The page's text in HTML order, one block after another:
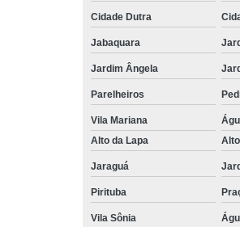
Cidade Dutra
Jabaquara
Jardim Ângela
Parelheiros
Vila Mariana
Alto da Lapa
Jaraguá
Pirituba
Vila Sônia